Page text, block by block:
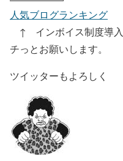
人気ブログランキング
↑ インボイス制度導入
チっとお願いします。
ツイッターもよろしく